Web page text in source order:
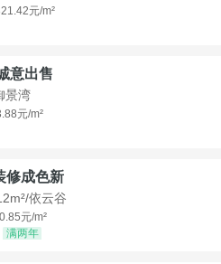
元/m²
意出售
景湾
元/m²
修成色新
依云谷
元/m²
满两年